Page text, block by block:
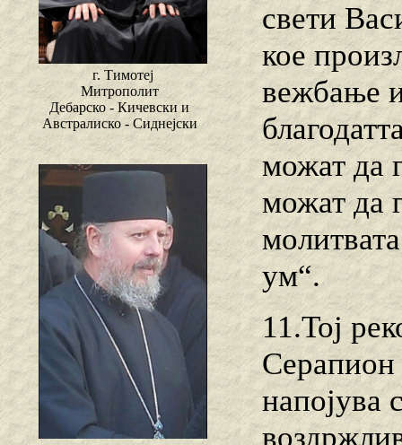
г. Тимотеј
Митрополит
Дебарско - Кичевски и
Австралиско - Сиднејски
свети
кое
вежбање
можат да
можат да
ум“.
11.Тој
Серапион
напојува